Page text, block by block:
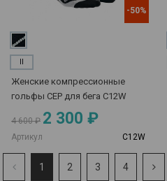
-50%
Женские компрессионные
гольфы CEP для бега C12W
4 600 ₽ 2 300 ₽
Артикул C12W
1 2 3 4